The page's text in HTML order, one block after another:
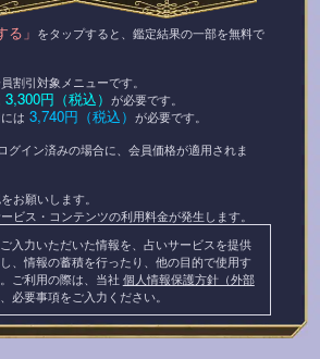
る」 をタップすると、鑑定結果の一部を無料で
割引対象メニューです。
3,300円（税込） が必要です。
は 3,740円（税込） が必要です。
グイン済みの場合に、会員価格が適用されま
お願いします。
ビス・コンテンツの利用料金が発生します。
入力いただいた情報を、占いサービスを提供
、情報の蓄積を行ったり、他の目的で使用す
ご利用の際は、当社 個人情報保護方針（外部
必要事項をご入力ください。